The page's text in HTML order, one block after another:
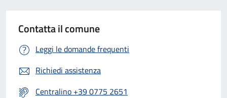
Contatta il comune
Leggi le domande frequenti
Richiedi assistenza
Centralino +39 0775 2651